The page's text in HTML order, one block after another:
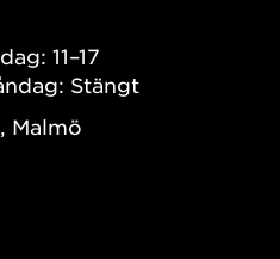
11–17
Stängt
Malmö